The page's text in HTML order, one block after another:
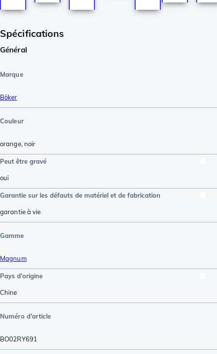
Spécifications
Général
Marque
Böker
Couleur
orange, noir
Peut être gravé
oui
Garantie sur les défauts de matériel et de fabrication
garantie à vie
Gamme
Magnum
Pays d'origine
Chine
Numéro d'article
BO02RY691